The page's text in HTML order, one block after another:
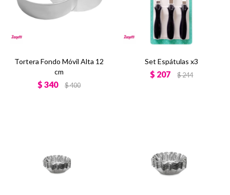
Tortera Fondo Móvil Alta 12
cm
$ 340 $400
Set Espátulas x3
$ 207 $244